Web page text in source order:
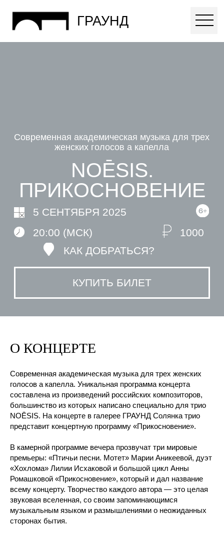
ГРАУНД
ПРИКОСНОВЕНИЕ
КАК ДОБРАТЬСЯ?
1000
5 СЕНТЯБРЯ 2025
О КОНЦЕРТЕ
Современная академическая музыка для трех женских
голосов а капелла. Уникальная программа концерта
составлена из произведений российских композиторов,
большинство из которых написано специально для трио
NOĒSIS. На концерте в галерее ГРАУНД Солянка трио
представит концертную программу «Прикосновение».
В камерной программе вечера прозвучат три мировые
премьеры: «Птичьи песни. Мотет» Марии Аникеевой, дуэт
«Хохлома» Лилии Исхаковой и большой цикл Анны
Ромашковой «Прикосновение», который и дал название
всему концерту. Творчество каждого автора — это целая
звуковая вселенная, со своим запоминающимся
музыкальным языком и размышлениями о неожиданных
сторонах бытия.